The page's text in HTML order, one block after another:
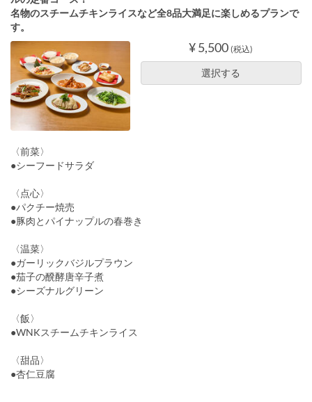
名物のスチームチキンライスなど全8品大満足に楽しめるプランで
す。
¥ 5,500 (税込)
選択する
〈前菜〉
●シーフードサラダ
〈点心〉
●パクチー焼売
●豚肉とパイナップルの春巻き
〈温菜〉
●ガーリックバジルプラウン
●茄子の醗酵唐辛子煮
●シーズナルグリーン
〈飯〉
●WNKスチームチキンライス
〈甜品〉
●杏仁豆腐